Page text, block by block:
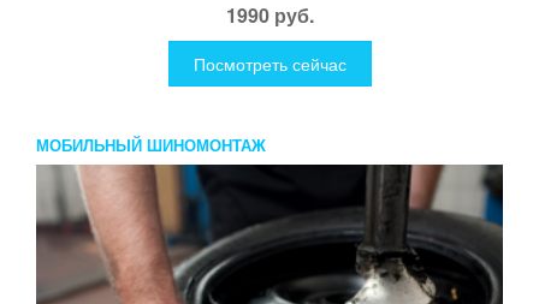
1990 руб.
Посмотреть сейчас
МОБИЛЬНЫЙ ШИНОМОНТАЖ